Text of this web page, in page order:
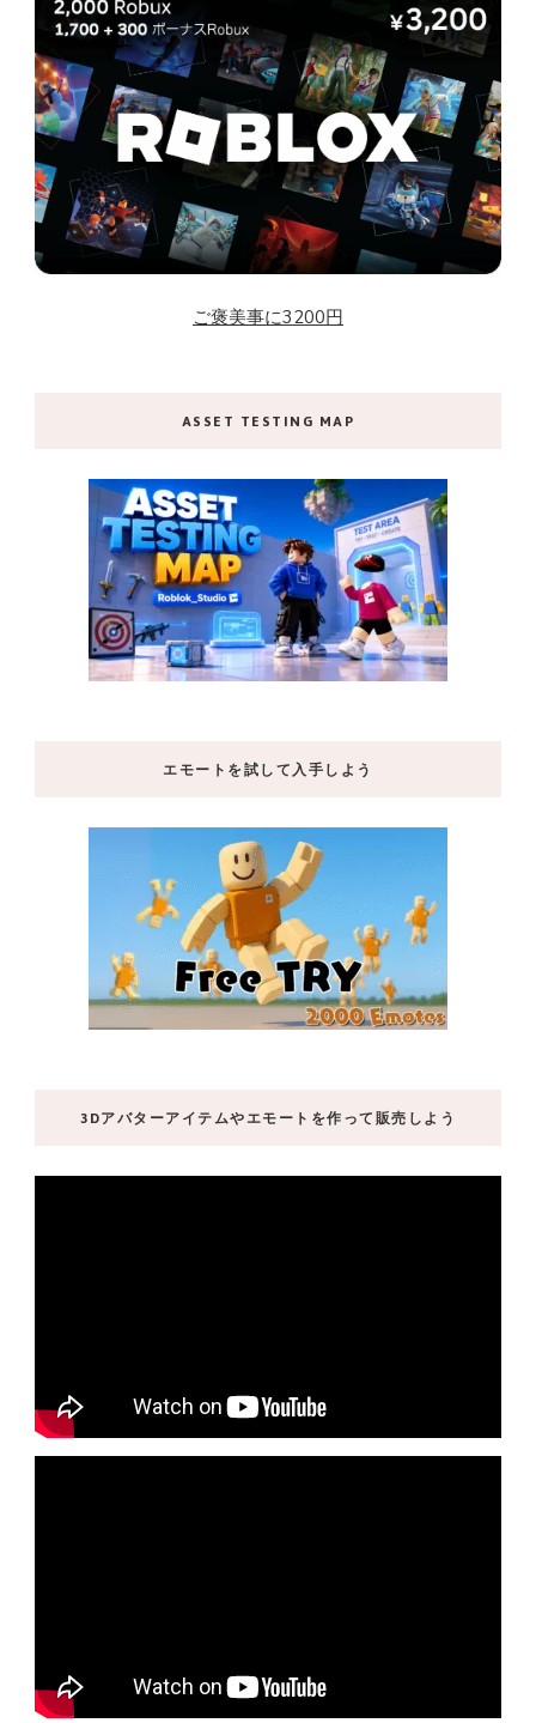
ご褒美事に3200円
ASSET TESTING MAP
エモートを試して入手しよう
3Dアバターアイテムやエモートを作って販売しよう